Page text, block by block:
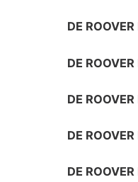
DE
DE
DE ROOVER
DE ROOVER
DE ROOVER